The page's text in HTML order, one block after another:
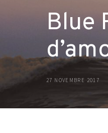
Blue
27 NOVEMBRE 2017